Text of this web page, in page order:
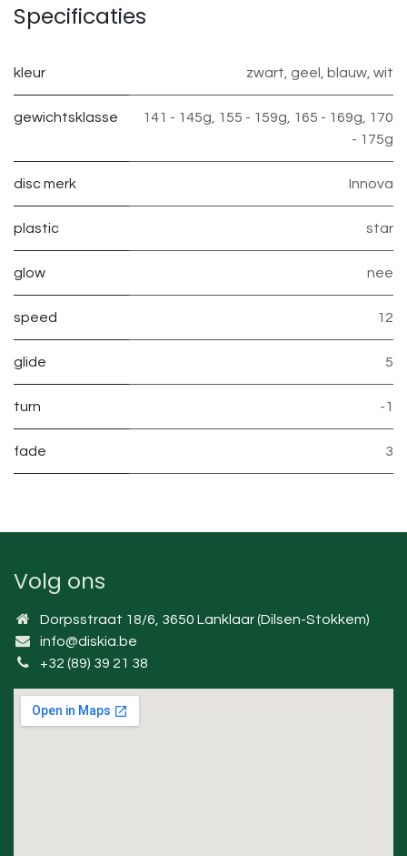
Specificaties
kleur zwart, geel , blauw, wit
gewichtsklasse 141 - 145g, 155 - 159g, 165 - 169g, 170
- 175g
disc merk Innova
plastic star
glow nee
speed 12
glide 5
turn -1
fade 3
Volg ons
Dorpsstraat 18/6, 3650 Lanklaar (Dilsen-Stokkem)
info@diskia.be
+32 (89) 39 21 38